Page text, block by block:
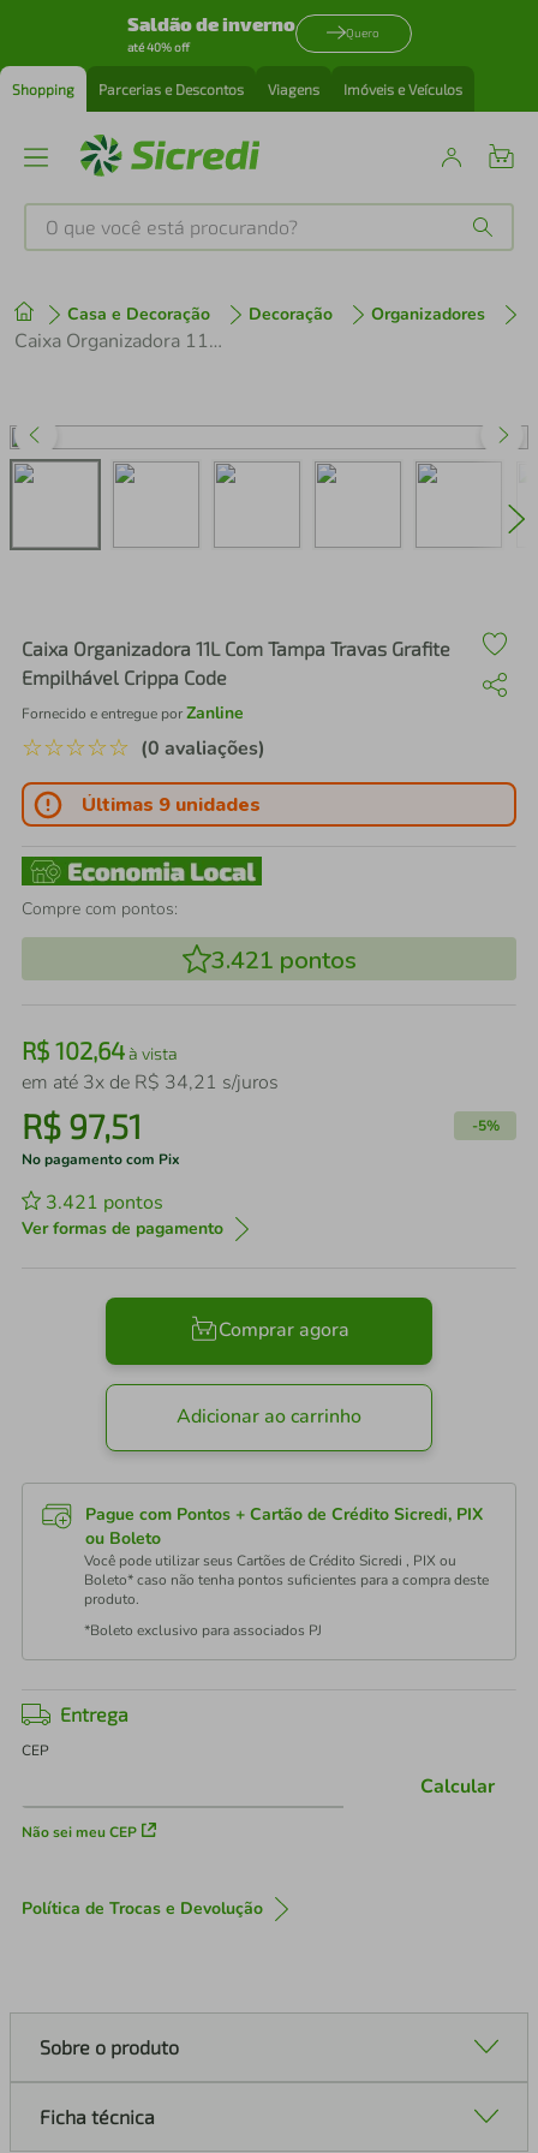
Saldão de inverno
até 40% off
Quero
Shopping Parcerias e Descontos Viagens Imóveis e Veículos
O que você está procurando?
Casa e Decoração Decoração Organizadores
Caixa Organizadora 11L Com Tampa Travas Grafite Empilhável Crippa Code
Caixa Organizadora 11L Com Tampa Travas Grafite
Empilhável Crippa Code
Fornecido e entregue porZanline
☆☆☆☆☆ (0 avaliações)
Últimas 9 unidades
Compre com pontos:
3.421 pontos
R$ 102,64à vista
em até 3x de R$ 34,21 s/juros
R$ 97,51 -5%
No pagamento com Pix
3.421 pontos
Ver formas de pagamento
Comprar agora
Adicionar ao carrinho
Pague com Pontos + Cartão de Crédito Sicredi, PIX
ou Boleto
Você pode utilizar seus Cartões de Crédito Sicredi , PIX ou
Boleto* caso não tenha pontos suficientes para a compra deste
produto.
*Boleto exclusivo para associados PJ
Entrega
CEP
Não sei meu CEP
Calcular
Política de Trocas e Devolução
Sobre o produto
Ficha técnica
1º tenis
perfume